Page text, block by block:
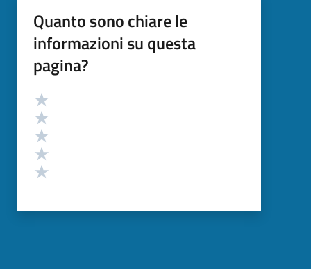
Quanto sono chiare le
informazioni su questa
pagina?
Valutazione